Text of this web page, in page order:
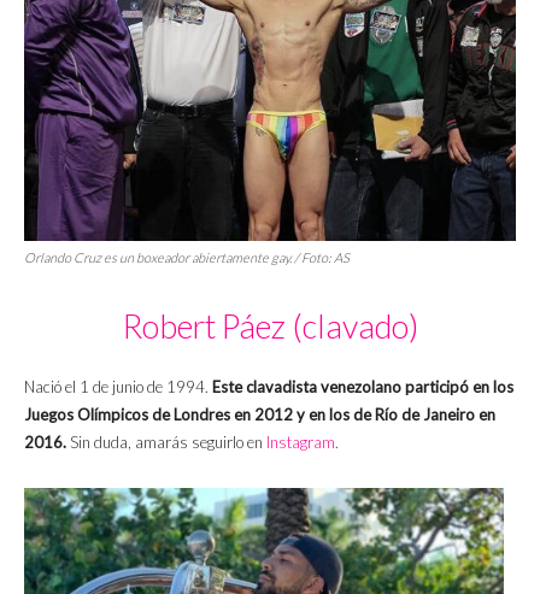
Orlando Cruz es un boxeador abiertamente gay. / Foto: AS
Robert Páez (clavado)
Nació el 1 de junio de 1994. Este clavadista venezolano participó en los
Juegos Olímpicos de Londres en 2012 y en los de Río de Janeiro en
2016. Sin duda, amarás seguirlo en Instagram.